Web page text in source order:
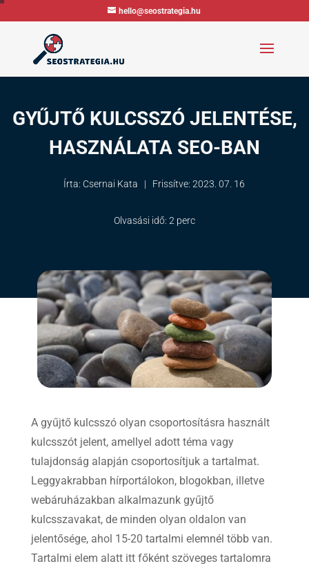
hello@seostrategia.hu
GYŰJTŐ KULCSSZÓ JELENTÉSE,
HASZNÁLATA SEO-BAN
Írta: Csernai Kata | Frissítve:2023. 07. 16
Olvasási idő: 2 perc
A gyűjtő kulcsszó olyan csoportosításra használt
kulcsszót jelent, amellyel adott téma vagy
tulajdonság alapján csoportosítjuk a tartalmat.
Leggyakrabban hírportálokon, blogokban, illetve
webáruházakban alkalmazunk gyűjtő
kulcsszavakat, de minden olyan oldalon van
jelentősége, ahol 15-20 tartalmi elemnél több van.
Tartalmi elem alatt itt főként szöveges tartalomra